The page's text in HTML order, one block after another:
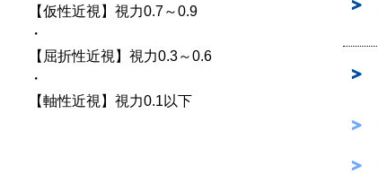
【仮性近視】視力0.7～0.9
・
【屈折性近視】視力0.3～0.6
・
【軸性近視】視力0.1以下